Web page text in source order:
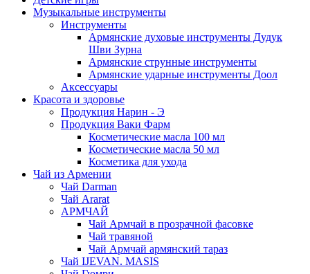
Музыкальные инструменты
Инструменты
Армянские духовые инструменты Дудук
Шви Зурна
Армянские струнные инструменты
Армянские ударные инструменты Доол
Аксессуары
Красота и здоровье
Продукция Нарин - Э
Продукция Ваки Фарм
Косметические масла 100 мл
Косметические масла 50 мл
Косметика для ухода
Чай из Армении
Чай Darman
Чай Ararat
АРМЧАЙ
Чай Армчай в прозрачной фасовке
Чай травяной
Чай Армчай армянский тараз
Чай IJEVAN. MASIS